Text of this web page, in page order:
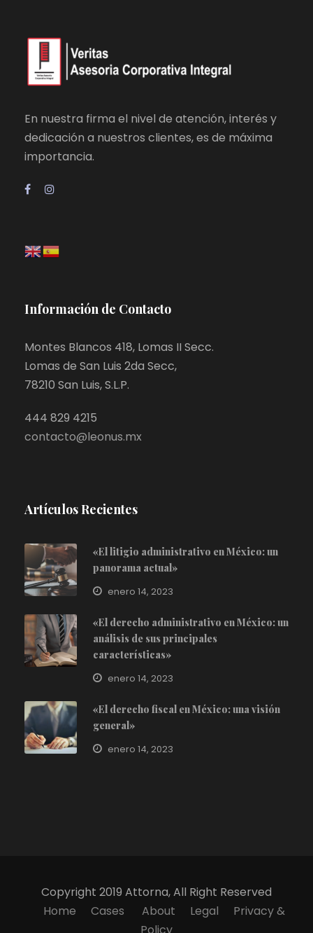
En nuestra firma el nivel de atención, interés y
dedicación a nuestros clientes, es de máxima
importancia.
Información de Contacto
Montes Blancos 418, Lomas II Secc.
Lomas de San Luis 2da Secc,
78210 San Luis, S.L.P.
444 829 4215
contacto@leonus.mx
Artículos Recientes
«El litigio administrativo en México: un
panorama actual»
enero 14, 2023
«El derecho administrativo en México: un
análisis de sus principales
características»
enero 14, 2023
«El derecho fiscal en México: una visión
general»
enero 14, 2023
Copyright 2019 Attorna, All Right Reserved
Home
Cases About Legal
Privacy &